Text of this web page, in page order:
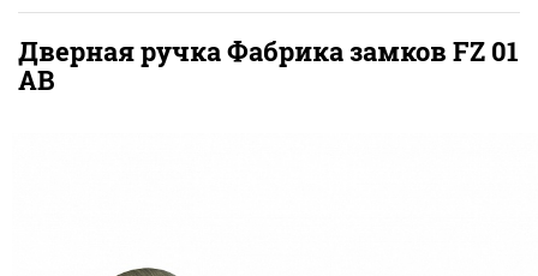
Дверная ручка Фабрика замков FZ 01
AB